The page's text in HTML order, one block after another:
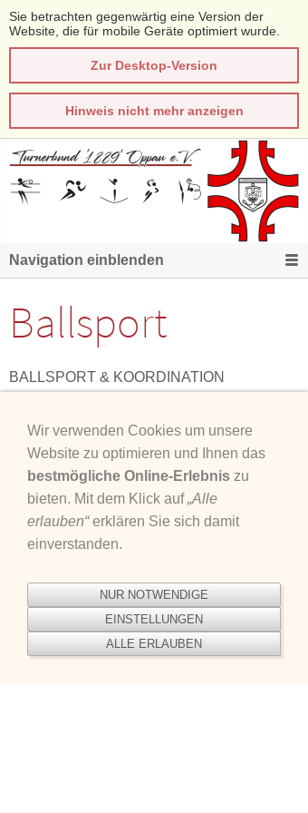
Sie betrachten gegenwärtig eine Version der
Website, die für mobile Geräte optimiert wurde.
Zur Desktop-Version
Hinweis nicht mehr anzeigen
Navigation einblenden
Ballsport
BALLSPORT & KOORDINATION
1889 Oppau e.V. richtet sich an alle, die
Teamgeist, Schnelligkeit und
Reaktionsfähigkeit trainieren möchten.
Anfänger/innen erlernen die Grundlagen des
Spiels, während Fortgeschrittene ihre
Technik und Taktik weiterentwickeln.
gemeinschaftliche Erfahrung und ist ideal für
alle, die aktiv, dynamisch und mit Freude in
einer Gruppe Sport treiben möchten.
Wir verwenden Cookies um unsere
Website zu optimieren und Ihnen das
bestmögliche Online-Erlebnis zu
bieten. Mit dem Klick auf„Alle
erlauben“erklären Sie sich damit
einverstanden.
NUR NOTWENDIGE
EINSTELLUNGEN
ALLE ERLAUBEN